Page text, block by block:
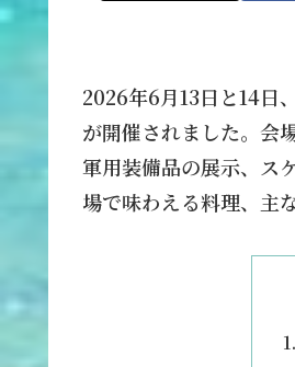
2026年6月13日と14日
が開催されました。会
軍用装備品の展示、ス
場で味わえる料理、主